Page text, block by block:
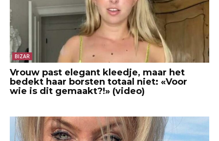
BIZAR
Vrouw past elegant kleedje, maar het
bedekt haar borsten totaal niet: «Voor
wie is dit gemaakt?!» (video)